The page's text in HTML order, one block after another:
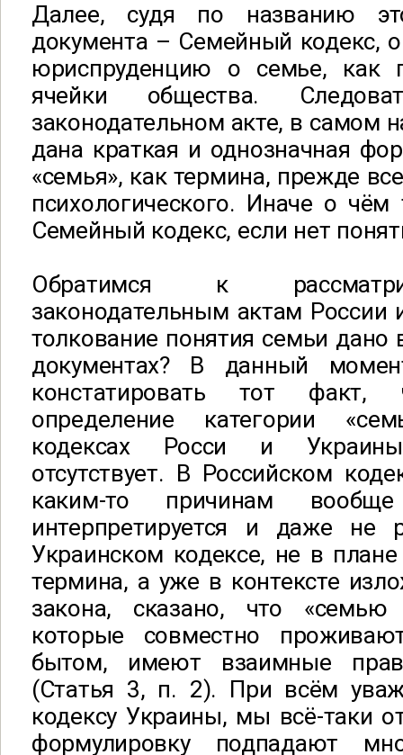
Далее, судя по названию
документа – Семейный кодекс,
юриспруденцию о семье, как
ячейки общества.
законодательном акте, в самом
дана краткая и однозначная
«семья», как термина, прежде
психологического. Иначе о чём
Семейный кодекс, если нет
Обратимся к
законодательным актам
толкование понятия семьи дано
документах? В данный
констатировать тот факт,
определение категории
кодексах Росси и
отсутствует. В Российском
каким-то причинам
интерпретируется и даже не
Украинском кодексе, не в
термина, а уже в контексте
закона, сказано, что «семью
которые совместно
бытом, имеют взаимные
(Статья 3, п. 2). При всём
кодексу Украины, мы всё-таки
формулировку подпадают